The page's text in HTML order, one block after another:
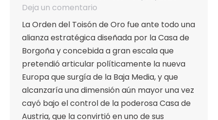
Deja un comentario
La Orden del Toisón de Oro fue ante todo una
alianza estratégica diseñada por la Casa de
Borgoña y concebida a gran escala que
pretendió articular políticamente la nueva
Europa que surgía de la Baja Media, y que
alcanzaría una dimensión aún mayor una vez
cayó bajo el control de la poderosa Casa de
Austria, que la convirtió en uno de sus